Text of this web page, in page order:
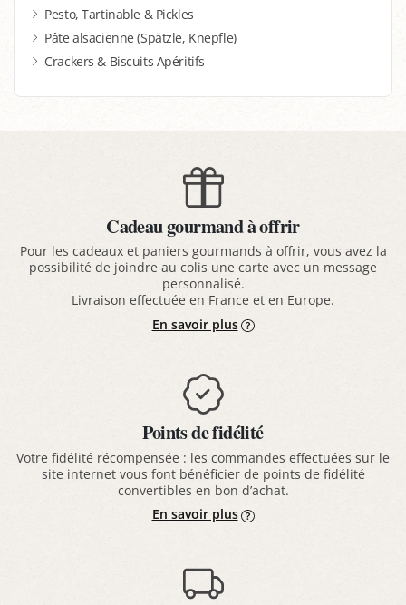
Pesto, Tartinable & Pickles
Pâte alsacienne (Spätzle, Knepfle)
Crackers & Biscuits Apéritifs
Cadeau gourmand à offrir
Pour les cadeaux et paniers gourmands à offrir, vous avez la
possibilité de joindre au colis une carte avec un message
personnalisé.
Livraison effectuée en France et en Europe.
En savoir plus
Points de fidélité
Votre fidélité récompensée : les commandes effectuées sur le
site internet vous font bénéficier de points de fidélité
convertibles en bon d’achat.
En savoir plus